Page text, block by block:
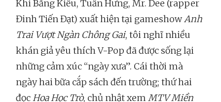
Khi Bằng Kiều, Tuấn Hưng, Mr. Dee (rapper
Đinh Tiến Đạt) xuất hiện tại gameshowAnh
Trai Vượt Ngàn Chông Gai, tôi nghĩ nhiều
khán giả yêu thích V-Pop đã được sống lại
những cảm xúc “ngày xưa”. Cái thời mà
ngày hai bữa cắp sách đến trường; thứ hai
đọcHoa Học Trò, chủ nhật xem MTV Miền